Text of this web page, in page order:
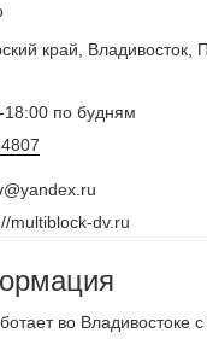
край, Владивосток,
по будням
multiblock-dv.ru
во Владивостоке